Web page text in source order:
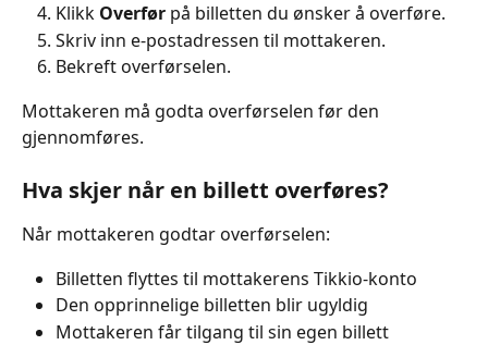
Klikk Overfør på billetten du ønsker å overføre.
Skriv inn e-postadressen til mottakeren.
Bekreft overførselen.
Mottakeren må godta overførselen før den
gjennomføres.
Hva skjer når en billett overføres?
Når mottakeren godtar overførselen:
Billetten flyttes til mottakerens Tikkio-konto
Den opprinnelige billetten blir ugyldig
Mottakeren får tilgang til sin egen billett